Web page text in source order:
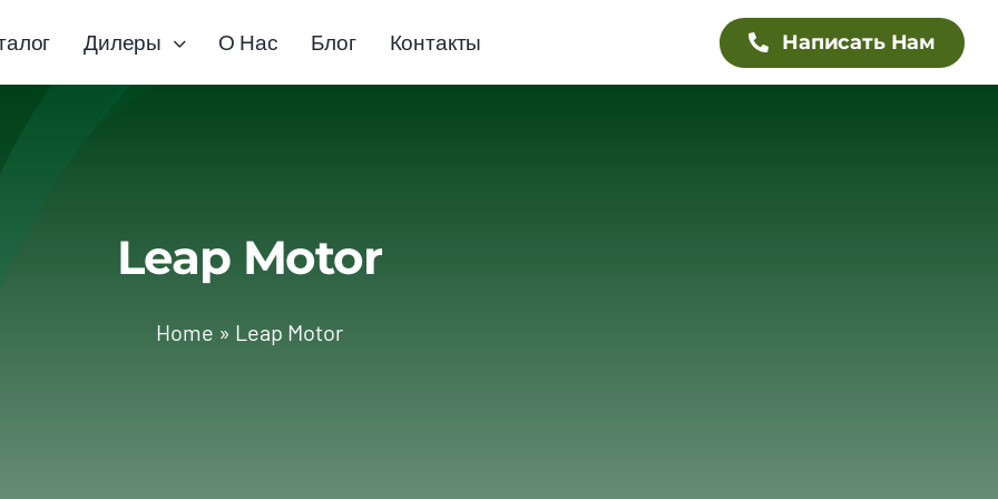
Дилеры О Нас Блог Контакты Написать Нам
Leap Motor
Home » Leap Motor